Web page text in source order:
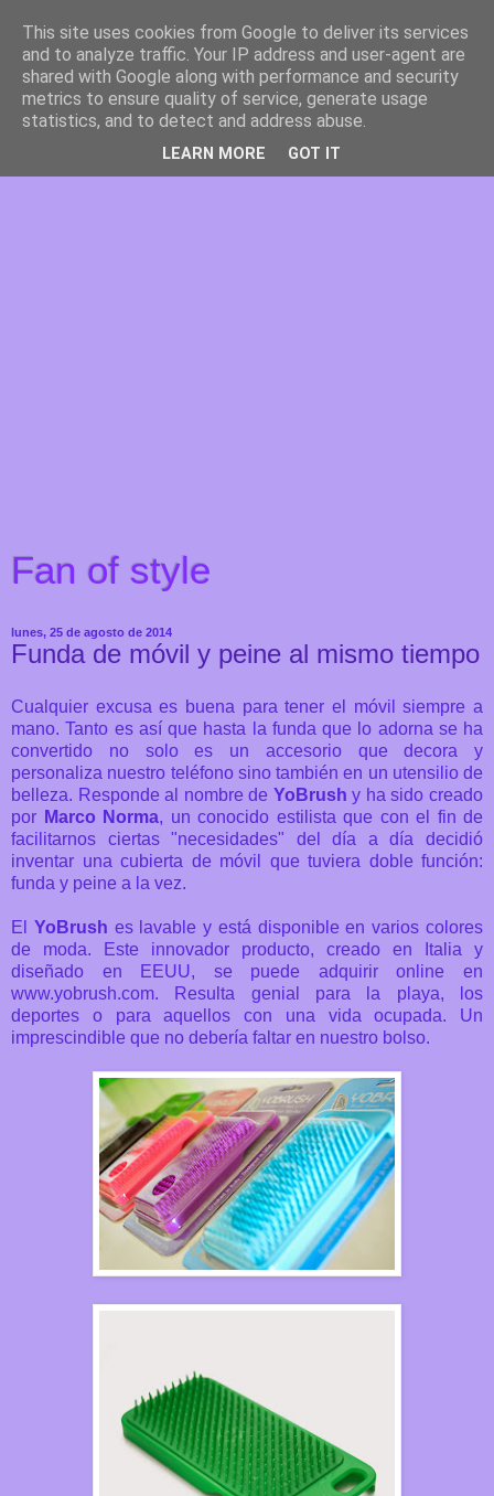
Fan of style
lunes, 25 de agosto de 2014
Funda de móvil y peine al mismo tiempo
Cualquier excusa es buena para tener el móvil siempre a
mano. Tanto es así que hasta la funda que lo adorna se ha
convertido no solo es un accesorio que decora y
personaliza nuestro teléfono sino también en un utensilio de
belleza. Responde al nombre de YoBrush y ha sido creado
por Marco Norma, un conocido estilista que con el fin de
facilitarnos ciertas "necesidades" del día a día decidió
inventar una cubierta de móvil que tuviera doble función:
funda y peine a la vez.
El YoBrush es lavable y está disponible en varios colores
de moda. Este innovador producto, creado en Italia y
diseñado en EEUU, se puede adquirir online en
www.yobrush.com. Resulta genial para la playa, los
deportes o para aquellos con una vida ocupada. Un
imprescindible que no debería faltar en nuestro bolso.
This site uses cookies from Google to deliver its services
and to analyze traffic. Your IP address and user-agent are
shared with Google along with performance and security
metrics to ensure quality of service, generate usage
statistics, and to detect and address abuse.
LEARN MORE GOT IT